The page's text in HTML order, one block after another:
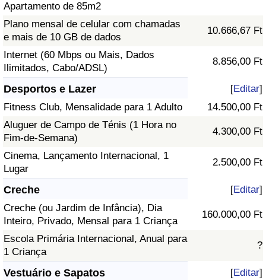
Apartamento de 85m2
Plano mensal de celular com chamadas
e mais de 10 GB de dados
10.666,67 Ft
Internet (60 Mbps ou Mais, Dados
Ilimitados, Cabo/ADSL)
8.856,00 Ft
Desportos e Lazer [Editar]
Fitness Club, Mensalidade para 1 Adulto
14.500,00 Ft
Aluguer de Campo de Ténis (1 Hora no
Fim-de-Semana)
4.300,00 Ft
Cinema, Lançamento Internacional, 1
Lugar
2.500,00 Ft
Creche [Editar]
Creche (ou Jardim de Infância), Dia
Inteiro, Privado, Mensal para 1 Criança
160.000,00 Ft
Escola Primária Internacional, Anual para
1 Criança
?
Vestuário e Sapatos [Editar]